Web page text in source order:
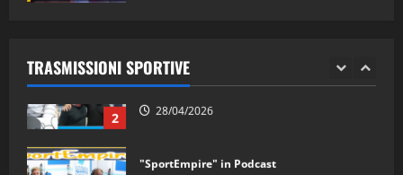
TRASMISSIONI SPORTIVE
2 28/04/2026
"SportEmpire" in Podcast
(Martedi 21 Aprile 2026)